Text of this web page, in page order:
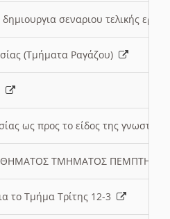
σεναριου τελικής
(Τμήματα Ραγάζου)
ως προς το είδος της
ΤΜΗΜΑΤΟΣ
το Τμήμα Τρίτης 12-3